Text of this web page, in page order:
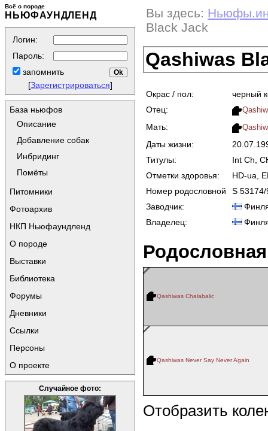
Всё о породе
НЬЮФАУНДЛЕНД
Логин:
Пароль:
запомнить
[Зарегистрироваться]
База ньюфов
Описание
Добавление собак
Инбридинг
Помёты
Питомники
Фотоархив
НКП Ньюфаундленд
О породе
Выставки
Библиотека
Форумы
Дневники
Ссылки
Персоны
О проекте
Случайное фото:
Вы здесь:
Black Jack
Qashiwas
Окрас / пол:
черный
Отец:
Мать:
Даты жизни:
Титулы:
Int Ch,
Отметки здоровья:
HD-ua,
Номер родословной
S 53174/
Заводчик:
Владелец:
Родословная
Qashiwas Chalabalic
Qashiwas Never Say Never Again
Отобразить